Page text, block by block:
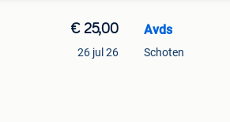
€ 25,00
26 jul 26
Avds
Schoten